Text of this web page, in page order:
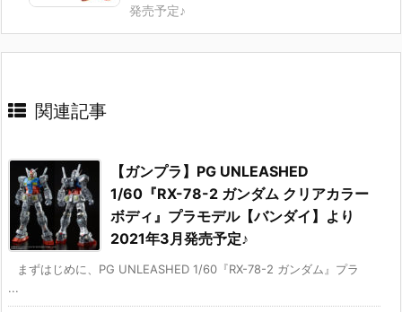
発売予定♪
関連記事
【ガンプラ】PG UNLEASHED
1/60『RX-78-2 ガンダム クリアカラー
ボディ』プラモデル【バンダイ】より
2021年3月発売予定♪
まずはじめに、PG UNLEASHED 1/60『RX-78-2 ガンダム』プラ
...